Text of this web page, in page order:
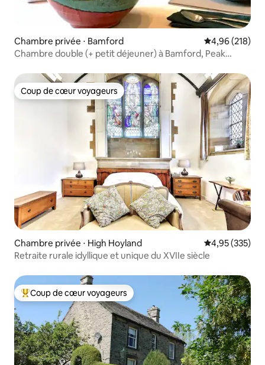
Chambre privée ⋅ Bamford Évaluation
4,96 (218)
Chambre double (+ petit déjeuner) à Bamford, Peak
Coup de cœur voyageurs
Coup de cœur voyageurs
Chambre privée ⋅ High Hoyland Évaluation
4,95 (335)
Retraite rurale idyllique et unique du XVIIe siècle
Coups de cœur voyageurs les plus appréciés
Coup de cœur voyageurs